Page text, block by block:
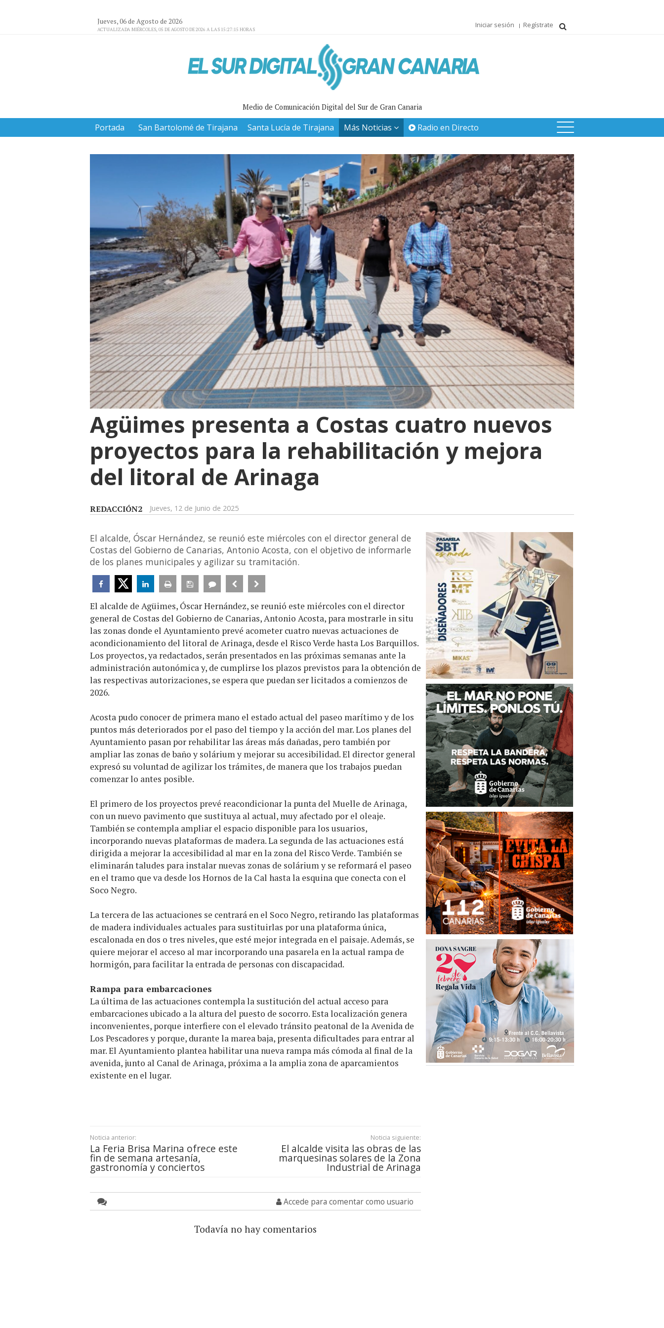
Jueves, 06 de Agosto de 2026
ACTUALIZADA MIÉRCOLES, 05 DE AGOSTO DE 2026 A LAS 15:27:15 HORAS
Iniciar sesión Regístrate
Medio de Comunicación Digital del Sur de Gran Canaria
Portada San Bartolomé de Tirajana Santa Lucía de Tirajana Más Noticias Radio en Directo
Agüimes presenta a Costas cuatro nuevos
proyectos para la rehabilitación y mejora
del litoral de Arinaga
REDACCIÓN2 Jueves, 12 de Junio de 2025
El alcalde, Óscar Hernández, se reunió este miércoles con el director general de
Costas del Gobierno de Canarias, Antonio Acosta, con el objetivo de informarle
de los planes municipales y agilizar su tramitación.
El alcalde de Agüimes, Óscar Hernández, se reunió este miércoles con el director
general de Costas del Gobierno de Canarias, Antonio Acosta, para mostrarle in situ
las zonas donde el Ayuntamiento prevé acometer cuatro nuevas actuaciones de
acondicionamiento del litoral de Arinaga, desde el Risco Verde hasta Los Barquillos.
Los proyectos, ya redactados, serán presentados en las próximas semanas ante la
administración autonómica y, de cumplirse los plazos previstos para la obtención de
las respectivas autorizaciones, se espera que puedan ser licitados a comienzos de
2026.
Acosta pudo conocer de primera mano el estado actual del paseo marítimo y de los
puntos más deteriorados por el paso del tiempo y la acción del mar. Los planes del
Ayuntamiento pasan por rehabilitar las áreas más dañadas, pero también por
ampliar las zonas de baño y solárium y mejorar su accesibilidad. El director general
expresó su voluntad de agilizar los trámites, de manera que los trabajos puedan
comenzar lo antes posible.
El primero de los proyectos prevé reacondicionar la punta del Muelle de Arinaga,
con un nuevo pavimento que sustituya al actual, muy afectado por el oleaje.
También se contempla ampliar el espacio disponible para los usuarios,
incorporando nuevas plataformas de madera. La segunda de las actuaciones está
dirigida a mejorar la accesibilidad al mar en la zona del Risco Verde. También se
eliminarán taludes para instalar nuevas zonas de solárium y se reformará el paseo
en el tramo que va desde los Hornos de la Cal hasta la esquina que conecta con el
Soco Negro.
La tercera de las actuaciones se centrará en el Soco Negro, retirando las plataformas
de madera individuales actuales para sustituirlas por una plataforma única,
escalonada en dos o tres niveles, que esté mejor integrada en el paisaje. Además, se
quiere mejorar el acceso al mar incorporando una pasarela en la actual rampa de
hormigón, para facilitar la entrada de personas con discapacidad.
Rampa para embarcaciones
La última de las actuaciones contempla la sustitución del actual acceso para
embarcaciones ubicado a la altura del puesto de socorro. Esta localización genera
inconvenientes, porque interfiere con el elevado tránsito peatonal de la Avenida de
Los Pescadores y porque, durante la marea baja, presenta dificultades para entrar al
mar. El Ayuntamiento plantea habilitar una nueva rampa más cómoda al final de la
avenida, junto al Canal de Arinaga, próxima a la amplia zona de aparcamientos
existente en el lugar.
Noticia anterior:
La Feria Brisa Marina ofrece este
fin de semana artesanía,
gastronomía y conciertos
Noticia siguiente:
El alcalde visita las obras de las
marquesinas solares de la Zona
Industrial de Arinaga
Accede para comentar como usuario
Todavía no hay comentarios